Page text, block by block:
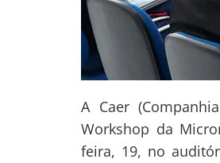
A Caer
Workshop da
feira, 19, no